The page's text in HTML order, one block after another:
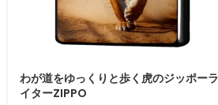
わが道をゆっくりと歩く虎のジッポーラ
イターZIPPO